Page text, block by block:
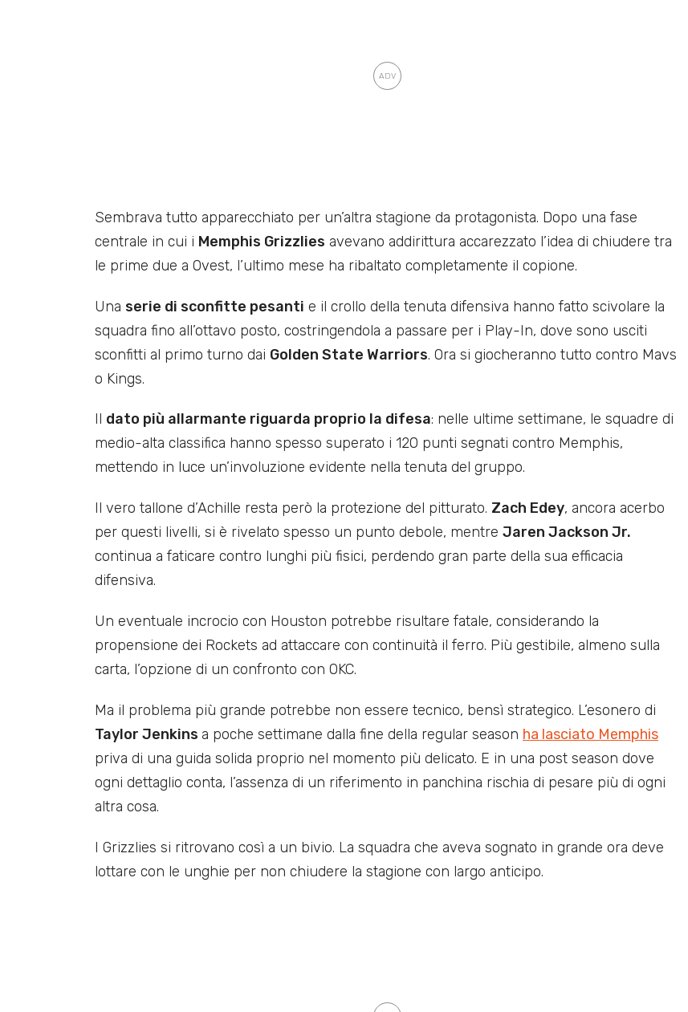
Sembrava tutto apparecchiato per un’altra stagione da protagonista. Dopo una fase
centrale in cui i Memphis Grizzlies avevano addirittura accarezzato l’idea di chiudere tra
le prime due a Ovest, l’ultimo mese ha ribaltato completamente il copione.
Una serie di sconfitte pesanti e il crollo della tenuta difensiva hanno fatto scivolare la
squadra fino all’ottavo posto, costringendola a passare per i Play-In, dove sono usciti
sconfitti al primo turno dai Golden State Warriors. Ora si giocheranno tutto contro Mavs
o Kings.
Il dato più allarmante riguarda proprio la difesa: nelle ultime settimane, le squadre di
medio-alta classifica hanno spesso superato i 120 punti segnati contro Memphis,
mettendo in luce un’involuzione evidente nella tenuta del gruppo.
Il vero tallone d’Achille resta però la protezione del pitturato. Zach Edey, ancora acerbo
per questi livelli, si è rivelato spesso un punto debole, mentre Jaren Jackson Jr.
continua a faticare contro lunghi più fisici, perdendo gran parte della sua efficacia
difensiva.
Un eventuale incrocio con Houston potrebbe risultare fatale, considerando la
propensione dei Rockets ad attaccare con continuità il ferro. Più gestibile, almeno sulla
carta, l’opzione di un confronto con OKC.
Ma il problema più grande potrebbe non essere tecnico, bensì strategico. L’esonero di
Taylor Jenkins a poche settimane dalla fine della regular season ha lasciato Memphis
priva di una guida solida proprio nel momento più delicato. E in una post season dove
ogni dettaglio conta, l’assenza di un riferimento in panchina rischia di pesare più di ogni
altra cosa.
I Grizzlies si ritrovano così a un bivio. La squadra che aveva sognato in grande ora deve
lottare con le unghie per non chiudere la stagione con largo anticipo.